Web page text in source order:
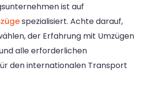
ist auf
spezialisiert. Achte darauf,
der Erfahrung mit Umzügen
alle erforderlichen
den internationalen Transport